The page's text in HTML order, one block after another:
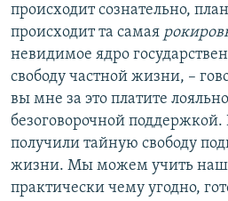
происходит сознательно,
происходит та самая
невидимое ядро
свободу частной жизни, –
вы мне за это платите
безоговорочной
получили тайную свободу
жизни. Мы можем учить
практически чему угодно,